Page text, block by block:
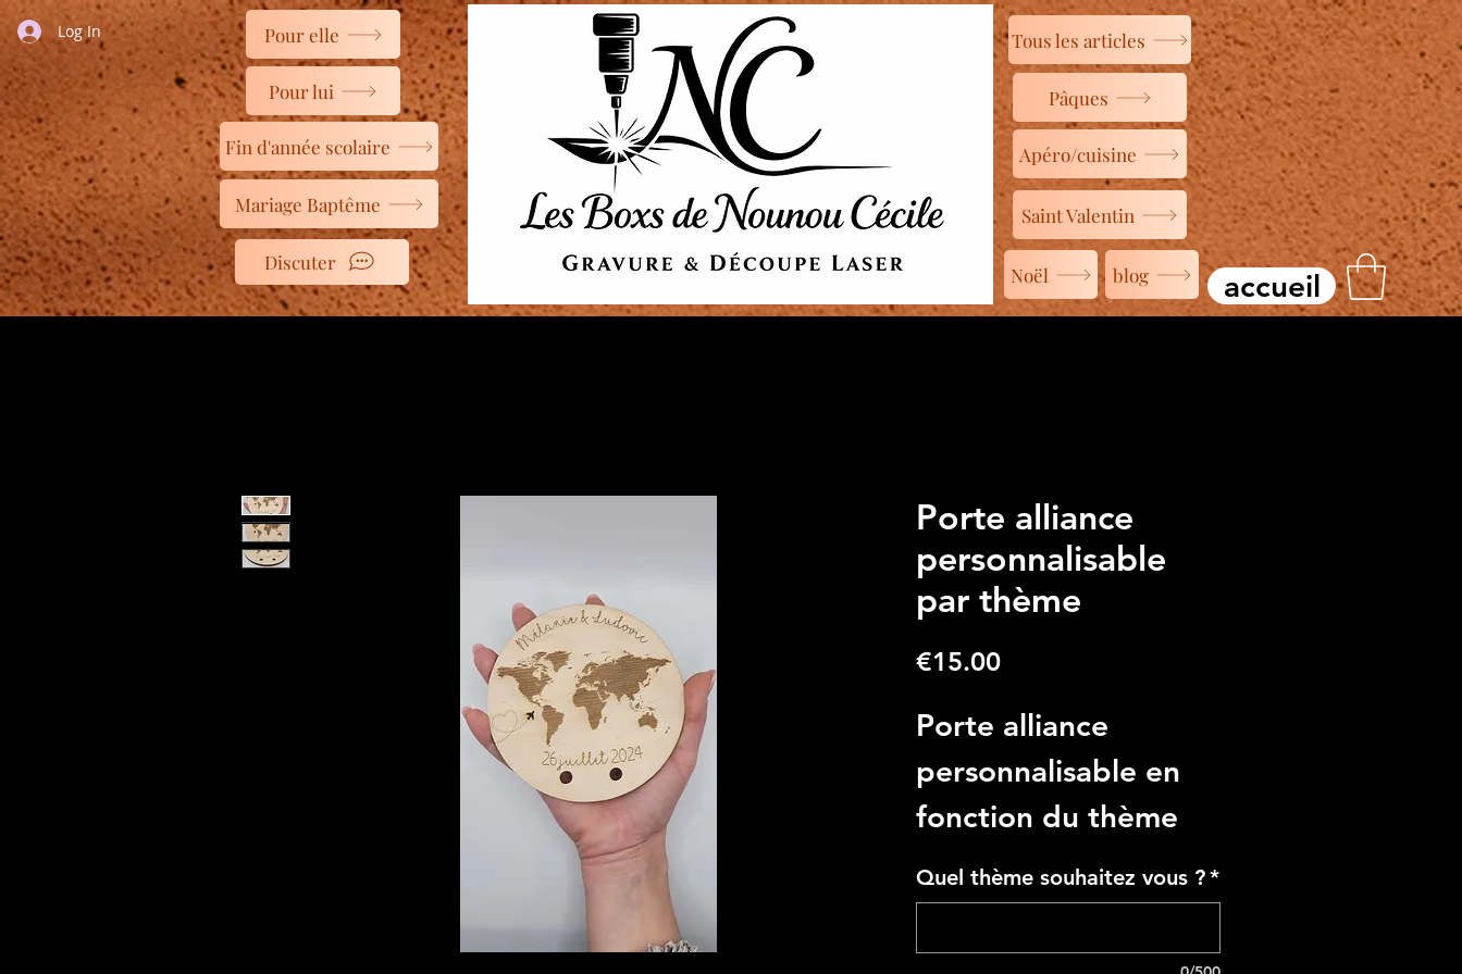
Log In Pour elle
Pour lui
Fin d'année scolaire
Mariage Baptême
Discuter
Tous les articles
Pâques
Apéro/cuisine
Saint Valentin
Noël blog accueil
Porte alliance
personnalisable
par thème
€15.00Price
Porte alliance
personnalisable en
fonction du thème
de votre mariage: ici
thème du voyage.
Création entièrement
Quel thème souhaitez vous ?*